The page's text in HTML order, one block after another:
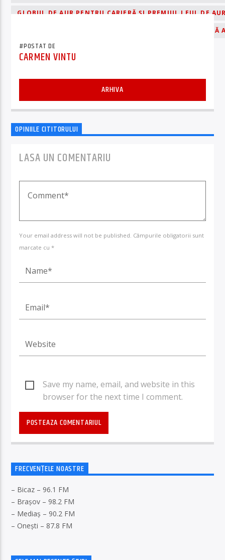
GLOBUL DE AUR PENTRU CARIERĂ ȘI PREMIUL LEUL DE
ȘAPTE GLOBURI DE AUR ITALIENE PENTRU CEA MAI BUNĂ
#POSTAT DE
CARMEN VINTU
ARHIVA
OPINIILE CITITORULUI
LASA UN COMENTARIU
Your email address will not be published. Câmpurile obligatorii sunt
marcate cu *
Save my name, email, and website in this
browser for the next time I comment.
FRECVENȚELE NOASTRE
– Bicaz – 96.1 FM
– Brașov – 98.2 FM
– Mediaș – 90.2 FM
– Onești – 87.8 FM